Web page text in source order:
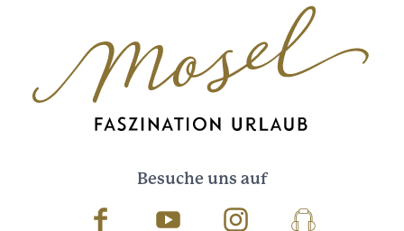
Besuche uns auf
Facebook Youtube InstagramPodcast